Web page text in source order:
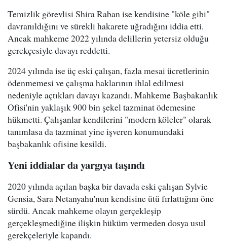
Temizlik görevlisi Shira Raban ise kendisine "köle gibi"
davranıldığını ve sürekli hakarete uğradığını iddia etti.
Ancak mahkeme 2022 yılında delillerin yetersiz olduğu
gerekçesiyle davayı reddetti.
2024 yılında ise üç eski çalışan, fazla mesai ücretlerinin
ödenmemesi ve çalışma haklarının ihlal edilmesi
nedeniyle açtıkları davayı kazandı. Mahkeme Başbakanlık
Ofisi'nin yaklaşık 900 bin şekel tazminat ödemesine
hükmetti. Çalışanlar kendilerini "modern köleler" olarak
tanımlasa da tazminat yine işveren konumundaki
başbakanlık ofisine kesildi.
Yeni iddialar da yargıya taşındı
2020 yılında açılan başka bir davada eski çalışan Sylvie
Gensia, Sara Netanyahu'nun kendisine ütü fırlattığını öne
sürdü. Ancak mahkeme olayın gerçekleşip
gerçekleşmediğine ilişkin hüküm vermeden dosya usul
gerekçeleriyle kapandı.